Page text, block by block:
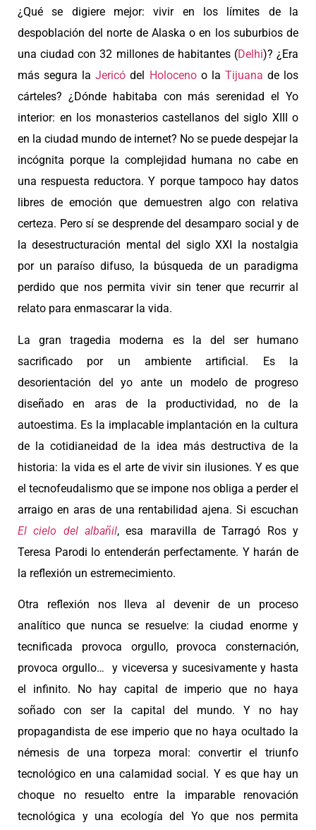
¿Qué se digiere mejor: vivir en los límites de la
despoblación del norte de Alaska o en los suburbios de
una ciudad con 32 millones de habitantes (Delhi)? ¿Era
más segura laJericó del Holocenoo la Tijuana de los
cárteles? ¿Dónde habitaba con más serenidad el Yo
interior: en los monasterios castellanos del siglo XIII o
en la ciudad mundo de internet? No se puede despejar la
incógnita porque la complejidad humana no cabe en
una respuesta reductora. Y porque tampoco hay datos
libres de emoción que demuestren algo con relativa
certeza. Pero sí se desprende del desamparo social y de
la desestructuración mental del siglo XXI la nostalgia
por un paraíso difuso, la búsqueda de un paradigma
perdido que nos permita vivir sin tener que recurrir al
relato para enmascarar la vida.
La gran tragedia moderna es la del ser humano
sacrificado por un ambiente artificial. Es la
desorientación del yo ante un modelo de progreso
diseñado en aras de la productividad, no de la
autoestima. Es la implacable implantación en la cultura
de la cotidianeidad de la idea más destructiva de la
historia: la vida es el arte de vivir sin ilusiones. Y es que
el tecnofeudalismo que se impone nos obliga a perder el
arraigo en aras de una rentabilidad ajena. Si escuchan
El cielo del albañil, esa maravilla de Tarragó Ros y
Teresa Parodi lo entenderán perfectamente. Y harán de
la reflexión un estremecimiento.
Otra reflexión nos lleva al devenir de un proceso
analítico que nunca se resuelve: la ciudad enorme y
tecnificada provoca orgullo, provoca consternación,
provoca orgullo… y viceversa y sucesivamente y hasta
el infinito. No hay capital de imperio que no haya
soñado con ser la capital del mundo. Y no hay
propagandista de ese imperio que no haya ocultado la
némesis de una torpeza moral: convertir el triunfo
tecnológico en una calamidad social. Y es que hay un
choque no resuelto entre la imparable renovación
tecnológica y una ecología del Yo que nos permita